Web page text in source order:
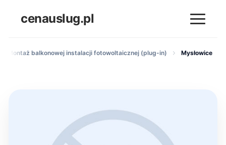
cenauslug.pl
Montaż balkonowej instalacji fotowoltaicznej (plug-in) Mysłowice